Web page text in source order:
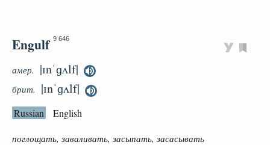
Engulf 9 646
амер. |ɪnˈɡʌlf|
брит. |ɪnˈɡʌlf|
Russian English
поглощать, заваливать, засыпать, засасывать